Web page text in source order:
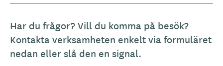
Har du frågor? Vill du komma på besök?
Kontakta verksamheten enkelt via formuläret
nedan eller slå den en signal.